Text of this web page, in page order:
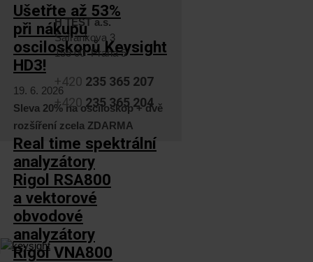
Ušetřte až 53%
při nákupu
osciloskopů Keysight
HD3!
19. 6. 2026
Sleva 20% na osciloskop + dvě
rozšíření zcela ZDARMA
Real time spektrální
analyzátory
Rigol RSA800
a vektorové
obvodové
analyzátory
Rigol VNA800
H TEST a.s.
Šafránkova 3
155 00 Praha 5
+420 235 365 207
+420 235 365 204